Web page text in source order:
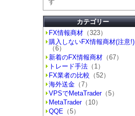
す
カテゴリー
FX情報商材 （323）
購入しないFX情報商材(注意!)
（6）
新着のFX情報商材 （67）
トレード手法 （1）
FX業者の比較 （52）
海外送金 （7）
VPSでMetaTrader（5）
MetaTrader（10）
QQE （5）